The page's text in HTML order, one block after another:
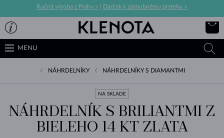
Ručná výroba z Prahy > Darček k zásnubnému prsteňu >
MENU
NÁHRDELNÍKY NÁHRDELNÍKY S DIAMANTMI
NA SKLADE
NÁHRDELNÍK S BRILIANTMI Z
BIELEHO 14 KT ZLATA